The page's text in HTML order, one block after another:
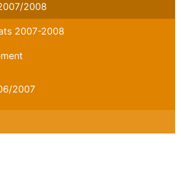
2008
2007-2008
2007